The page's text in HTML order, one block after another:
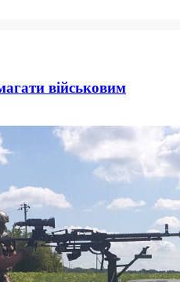
військовим